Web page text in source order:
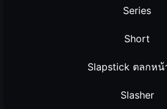
Series
Short
Slapstick ตลกหน้
Slasher